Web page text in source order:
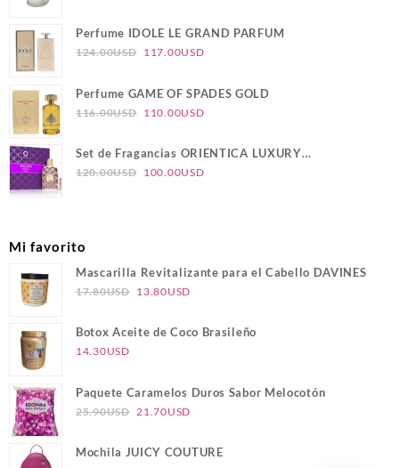
original
era:
actual
Perfume IDOLE LE GRAND PARFUM
124.00USD El
original
era:
117.00USDEl
actual
Perfume GAME OF SPADES GOLD
116.00USD El
original
era:
110.00USDEl
actual
Set de Fragancias ORIENTICA LUXURY
COLLECTION VELVET GOLD
120.00USD El
100.00USDEl
Mi favorito
Mascarilla Revitalizante para el Cabello DAVINES
17.80USD El
original
13.80USDEl
actual
Botox Aceite de Coco Brasileño
14.30USD
Paquete Caramelos Duros Sabor Melocotón
25.90USD El
original
21.70USDEl
actual
Mochila JUICY COUTURE